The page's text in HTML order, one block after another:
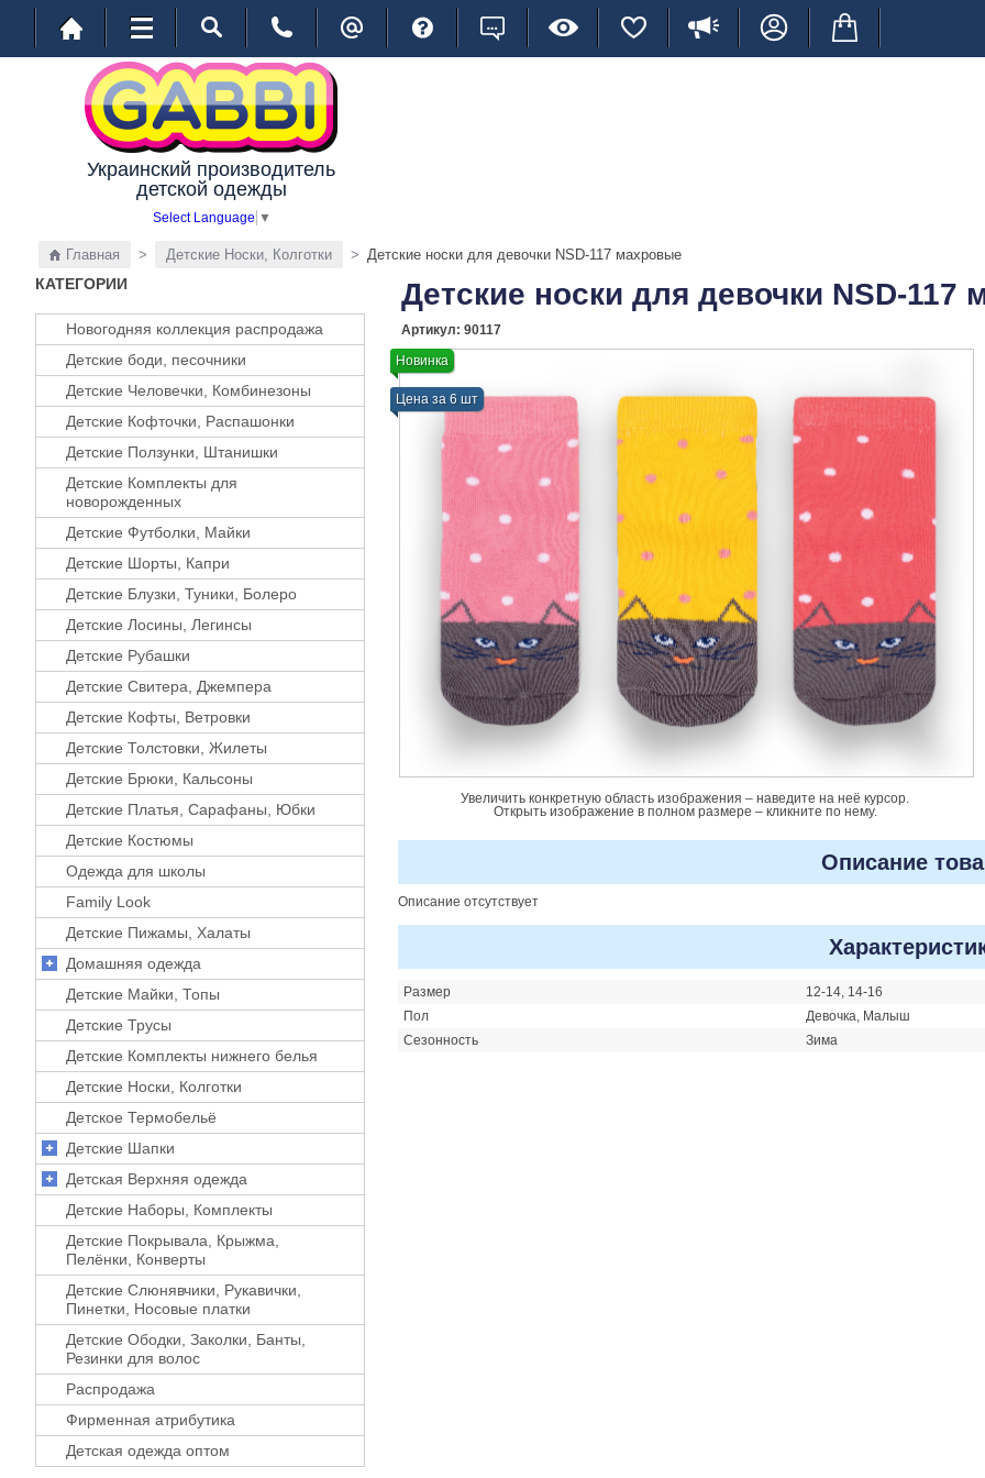
Украинский производитель
детской одежды
Select Language ▼
Главная > Детские Носки, Колготки > Детские носки для девочки NSD-117 махровые
КАТЕГОРИИ
Новогодняя коллекция распродажа
Детские боди, песочники
Детские Человечки, Комбинезоны
Детские Кофточки, Распашонки
Детские Ползунки, Штанишки
Детские Комплекты для
новорожденных
Детские Футболки, Майки
Детские Шорты, Капри
Детские Блузки, Туники, Болеро
Детские Лосины, Легинсы
Детские Рубашки
Детские Свитера, Джемпера
Детские Кофты, Ветровки
Детские Толстовки, Жилеты
Детские Брюки, Кальсоны
Детские Платья, Сарафаны, Юбки
Детские Костюмы
Одежда для школы
Family Look
Детские Пижамы, Халаты
Домашняя одежда
Детские Майки, Топы
Детские Трусы
Детские Комплекты нижнего белья
Детские Носки, Колготки
Детское Термобельё
Детские Шапки
Детская Верхняя одежда
Детские Наборы, Комплекты
Детские Покрывала, Крыжма,
Пелёнки, Конверты
Детские Слюнявчики, Рукавички,
Пинетки, Носовые платки
Детские Ободки, Заколки, Банты,
Резинки для волос
Распродажа
Фирменная атрибутика
Детская одежда оптом
Детские носки для девочки NSD-117
Артикул: 90117
Новинка
Цена за 6 шт
Увеличить конкретную область изображения – наведите на неё курсор.
Открыть изображение в полном размере – кликните по нему.
Описание
Описание отсутствует
Размер
12-14, 14-16
Пол
Девочка, Малыш
Сезонность
Зима